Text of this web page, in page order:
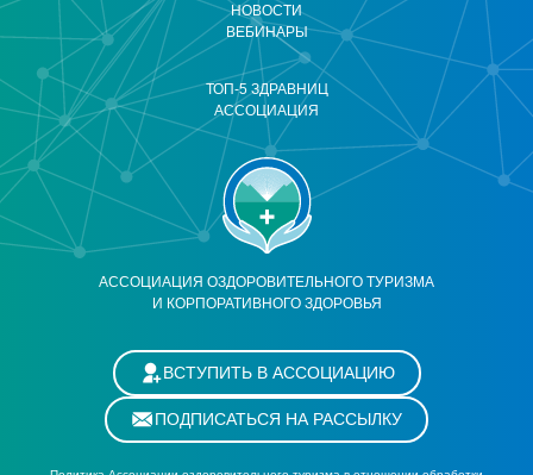
АССОЦИАЦИЯ ОЗДОРОВИТЕЛЬНОГО ТУРИЗМА
И КОРПОРАТИВНОГО ЗДОРОВЬЯ
НОВОСТИ
ВЕБИНАРЫ
ТОП-5 ЗДРАВНИЦ
АССОЦИАЦИЯ
ВСТУПИТЬ В АССОЦИАЦИЮ
ПОДПИСАТЬСЯ НА РАССЫЛКУ